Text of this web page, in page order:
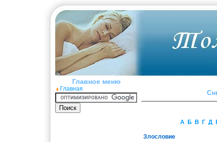
Главное меню
Главная
А Б В Г Д
Злословие